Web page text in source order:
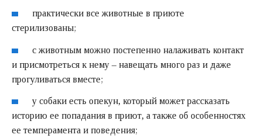
практически все животные в приюте
стерилизованы;
с животным можно постепенно налаживать контакт
и присмотреться к нему – навещать много раз и даже
прогуливаться вместе;
у собаки есть опекун, который может рассказать
историю ее попадания в приют, а также об особенностях
ее темперамента и поведения;